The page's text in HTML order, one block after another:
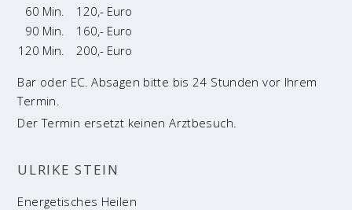
60 Min.
120,- Euro
90 Min.
160,- Euro
120 Min.
200,- Euro
Bar oder EC. Absagen bitte bis 24 Stunden vor Ihrem
Termin.
Der Termin ersetzt keinen Arztbesuch.
ULRI­KE STEIN
Ener­ge­ti­sches Heilen